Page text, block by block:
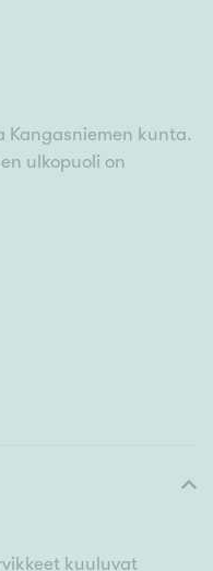
Kangasniemen kunta.
ulkopuoli on
kuuluvat